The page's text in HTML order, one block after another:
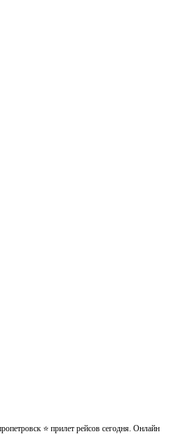
⭐ прилет рейсов сегодня. Онлайн